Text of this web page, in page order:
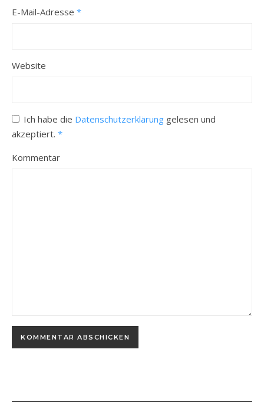
E-Mail-Adresse *
Website
Ich habe die Datenschutzerklärung gelesen und
akzeptiert. *
Kommentar